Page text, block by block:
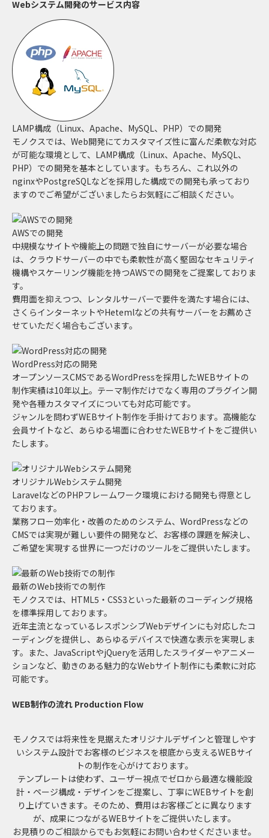
Webシステム開発のサービス内容
LAMP構成（Linux、Apache、MySQL、PHP）での開発
モノクスでは、Web開発にてカスタマイズ性に富んだ柔軟な対応
が可能な環境として、LAMP構成（Linux、Apache、MySQL、
PHP）での開発を基本としています。もちろん、これ以外の
nginxやPostgreSQLなどを採用した構成での開発も承っており
ますのでご希望がございましたらお気軽にご相談ください。
AWSでの開発
中規模なサイトや機能上の問題で独自にサーバーが必要な場合
は、クラウドサーバーの中でも柔軟性が高く堅固なセキュリティ
機構やスケーリング機能を持つAWSでの開発をご提案しておりま
す。
費用面を抑えつつ、レンタルサーバーで要件を満たす場合には、
さくらインターネットやHetemlなどの共有サーバーをお薦めさ
せていただく場合もございます。
WordPress対応の開発
オープンソースCMSであるWordPressを採用したWEBサイトの
制作実績は10年以上。テーマ制作だけでなく専用のプラグイン開
発や各種カスタマイズについても対応可能です。
ジャンルを問わずWEBサイト制作を手掛けております。高機能な
会員サイトなど、あらゆる場面に合わせたWEBサイトをご提供い
たします。
オリジナルWebシステム開発
LaravelなどのPHPフレームワーク環境における開発も得意とし
ております。
業務フロー効率化・改善のためのシステム、WordPressなどの
CMSでは実現が難しい要件の開発など、お客様の課題を解決し、
ご希望を実現する世界に一つだけのツールをご提供いたします。
最新のWeb技術での制作
モノクスでは、HTML5・CSS3といった最新のコーディング規格
を標準採用しております。
近年主流となっているレスポンシブWebデザインにも対応したコ
ーディングを提供し、あらゆるデバイスで快適な表示を実現しま
す。また、JavaScriptやjQueryを活用したスライダーやアニメー
ションなど、動きのある魅力的なWebサイト制作にも柔軟に対応
可能です。
WEB制作の流れ Production Flow
モノクスでは将来性を見据えたオリジナルデザインと管理しやす
いシステム設計でお客様のビジネスを根底から支えるWEBサイ
トの制作を心がけております。
テンプレートは使わず、ユーザー視点でゼロから最適な機能設
計・ページ構成・デザインをご提案し、 丁寧にWEBサイトを創
り上げていきます。 そのため、費用はお客様ごとに異なります
が、成果につながるWEBサイトをご提供いたします。
お見積りのご相談からでもお気軽にお問い合わせくださいませ。